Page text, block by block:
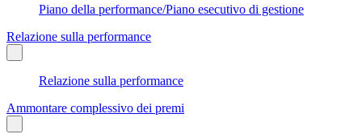
Piano della performance/Piano esecutivo di gestione
Relazione sulla performance
Relazione sulla performance
Ammontare complessivo dei premi